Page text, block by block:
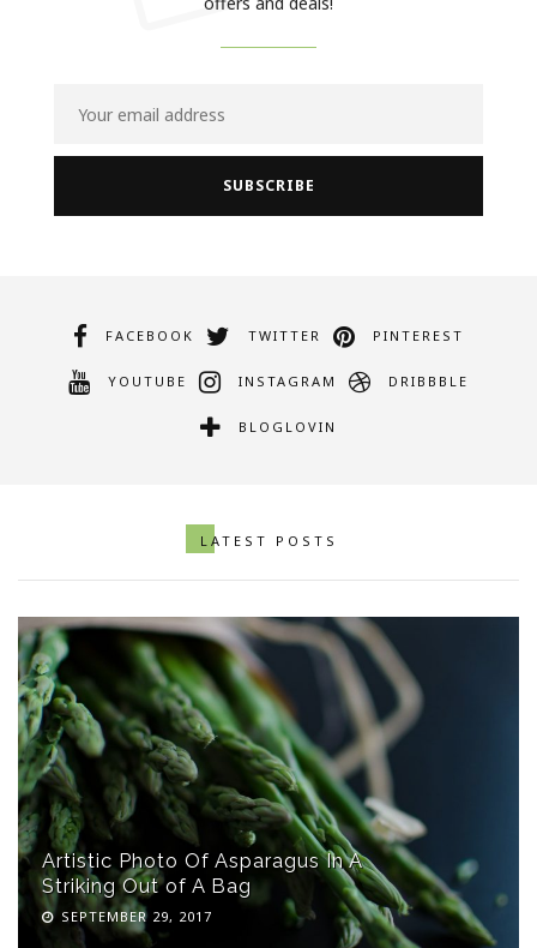
FACEBOOK TWITTER PINTEREST
YOUTUBE INSTAGRAM DRIBBBLE
BLOGLOVIN
LATEST POSTS
Artistic Photo Of Asparagus In A
Striking Out of A Bag
SEPTEMBER 29, 2017